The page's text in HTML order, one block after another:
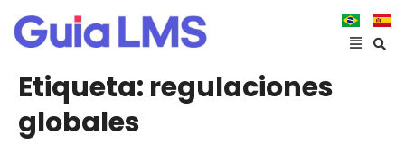
Etiqueta: regulaciones
globales